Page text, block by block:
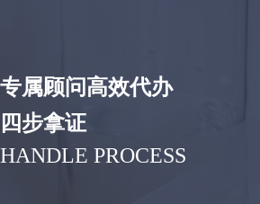
专属顾问高效代办
四步拿证
HANDLE PROCESS